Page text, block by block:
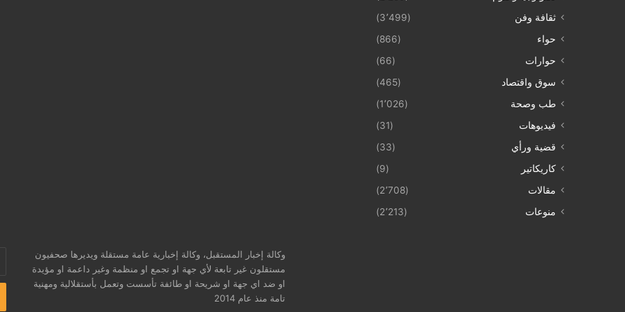
ثقافة وفن
(3٬499)
حواء
(866)
حوارات
(66)
سوق واقتصاد
(465)
طب وصحة
(1٬026)
فيديوهات
(31)
قضية ورأي
(33)
كاريكاتير
(9)
مقالات
(2٬708)
منوعات
(2٬213)
وكالة إخبار المستقبل، وكالة إخبارية عامة مستقلة ويديرها صحفيون
مستقلون غير تابعة لأي جهة او تجمع او منظمة وغير داعمة او مؤيدة
او ضد اي جهة او شريحة او طائفة تأسست وتعمل بأستقلالية ومهنية
تامة منذ عام 2014